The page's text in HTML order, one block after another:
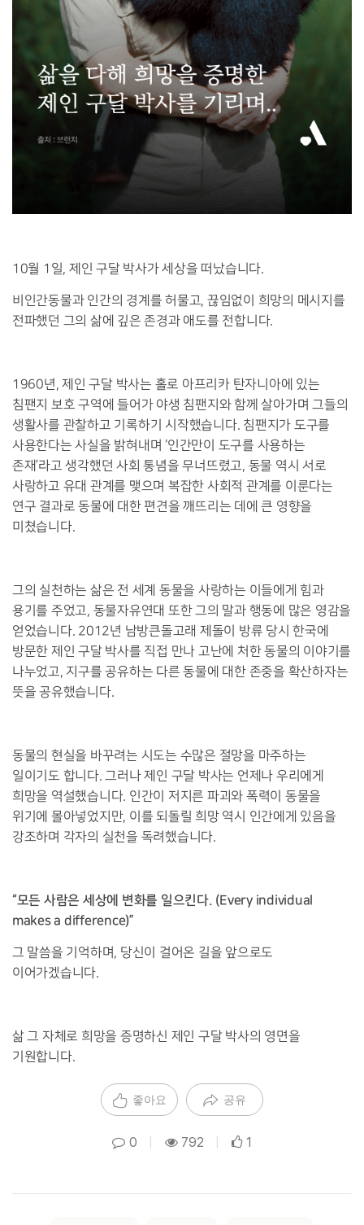
10월 1일, 제인 구달 박사가 세상을 떠났습니다.
비인간동물과 인간의 경계를 허물고, 끊임없이 희망의 메시지를
전파했던 그의 삶에 깊은 존경과 애도를 전합니다.
1960년, 제인 구달 박사는 홀로 아프리카 탄자니아에 있는
침팬지 보호 구역에 들어가 야생 침팬지와 함께 살아가며 그들의
생활사를 관찰하고 기록하기 시작했습니다. 침팬지가 도구를
사용한다는 사실을 밝혀내며 ‘인간만이 도구를 사용하는
존재’라고 생각했던 사회 통념을 무너뜨렸고, 동물 역시 서로
사랑하고 유대 관계를 맺으며 복잡한 사회적 관계를 이룬다는
연구 결과로 동물에 대한 편견을 깨뜨리는 데에 큰 영향을
미쳤습니다.
그의 실천하는 삶은 전 세계 동물을 사랑하는 이들에게 힘과
용기를 주었고, 동물자유연대 또한 그의 말과 행동에 많은 영감을
얻었습니다. 2012년 남방큰돌고래 제돌이 방류 당시 한국에
방문한 제인 구달 박사를 직접 만나 고난에 처한 동물의 이야기를
나누었고, 지구를 공유하는 다른 동물에 대한 존중을 확산하자는
뜻을 공유했습니다.
동물의 현실을 바꾸려는 시도는 수많은 절망을 마주하는
일이기도 합니다. 그러나 제인 구달 박사는 언제나 우리에게
희망을 역설했습니다. 인간이 저지른 파괴와 폭력이 동물을
위기에 몰아넣었지만, 이를 되돌릴 희망 역시 인간에게 있음을
강조하며 각자의 실천을 독려했습니다.
“모든 사람은 세상에 변화를 일으킨다. (Every individual
makes a difference)”
그 말씀을 기억하며, 당신이 걸어온 길을 앞으로도
이어가겠습니다.
삶 그 자체로 희망을 증명하신 제인 구달 박사의 영면을
기원합니다.
좋아요 공유
0 792 1